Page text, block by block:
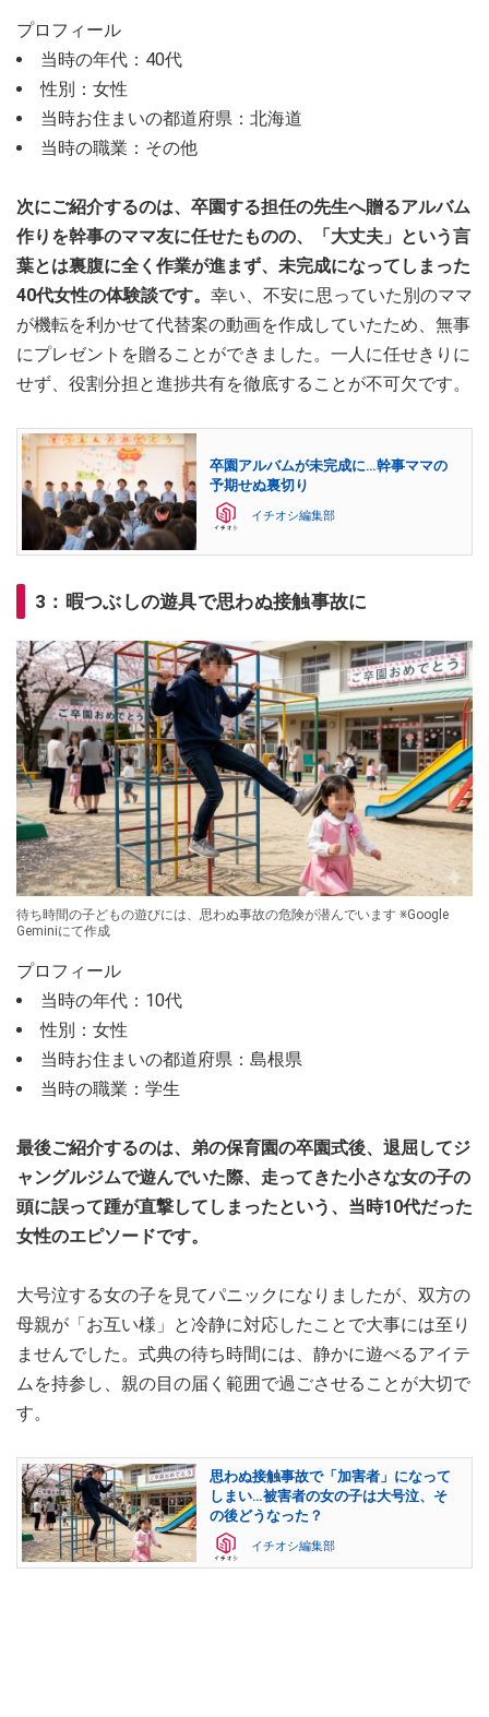
プロフィール
当時の年代：40代
性別：女性
当時お住まいの都道府県：北海道
当時の職業：その他
次にご紹介するのは、卒園する担任の先生へ贈るアルバム
作りを幹事のママ友に任せたものの、「大丈夫」という言
葉とは裏腹に全く作業が進まず、未完成になってしまった
40代女性の体験談です。 幸い、不安に思っていた別のママ
が機転を利かせて代替案の動画を作成していたため、無事
にプレゼントを贈ることができました。一人に任せきりに
せず、役割分担と進捗共有を徹底することが不可欠です。
卒園アルバムが未完成に…幹事ママの
予期せぬ裏切り
イチオシ編集部
3：暇つぶしの遊具で思わぬ接触事故に
待ち時間の子どもの遊びには、思わぬ事故の危険が潜んでいます ※Google
Geminiにて作成
プロフィール
当時の年代：10代
性別：女性
当時お住まいの都道府県：島根県
当時の職業：学生
最後ご紹介するのは、弟の保育園の卒園式後、退屈してジ
ャングルジムで遊んでいた際、走ってきた小さな女の子の
頭に誤って踵が直撃してしまったという、当時10代だった
女性のエピソードです。
大号泣する女の子を見てパニックになりましたが、双方の
母親が「お互い様」と冷静に対応したことで大事には至り
ませんでした。式典の待ち時間には、静かに遊べるアイテ
ムを持参し、親の目の届く範囲で過ごさせることが大切で
す。
思わぬ接触事故で「加害者」になって
しまい…被害者の女の子は大号泣、そ
の後どうなった？
イチオシ編集部